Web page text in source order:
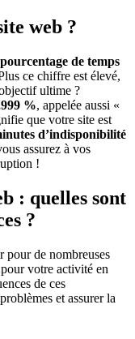
web ?
pourcentage de temps
ce chiffre est élevé,
ultime ?
%, appelée aussi «
que votre site est
d’indisponibilité
assurez à vos
!
: quelles sont
?
pour de nombreuses
votre activité en
de ces
et assurer la